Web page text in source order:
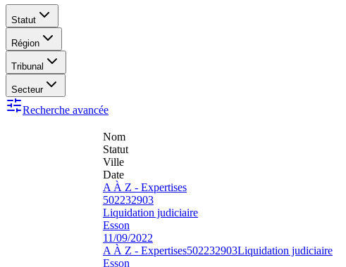
Statut
Région
Tribunal
Secteur
Recherche avancée
Nom
Statut
Ville
Date
A À Z - Expertises
502232903
Liquidation judiciaire
Esson
11/09/2022
A À Z - Expertises502232903Liquidation judiciaire
Esson